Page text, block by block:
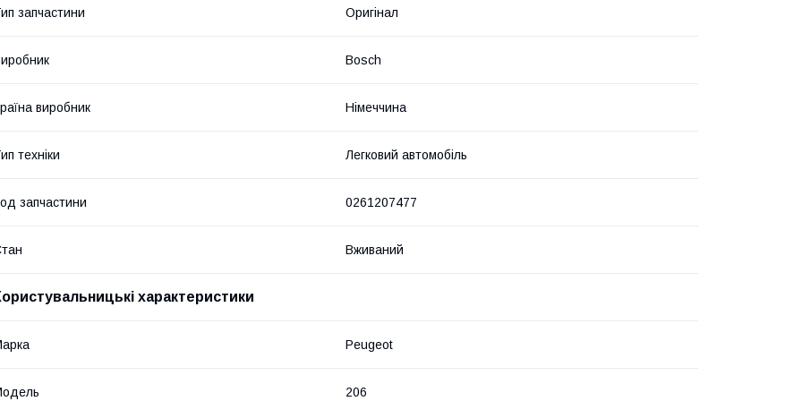
запчастини Оригінал
Bosch
виробник Німеччина
техніки Легковий автомобіль
запчастини 0261207477
Вживаний
характеристики
Peugeot
206